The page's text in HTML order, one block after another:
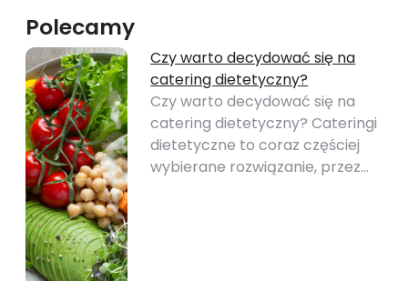
Polecamy
Czy warto decydować się na
catering dietetyczny?
Czy warto decydować się na
catering dietetyczny? Cateringi
dietetyczne to coraz częściej
wybierane rozwiązanie, przez…